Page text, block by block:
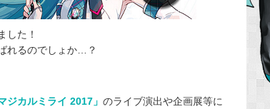
した！
れるのでしょか…？
ジカルミライ 2017」 のライブ演出や企画展等に